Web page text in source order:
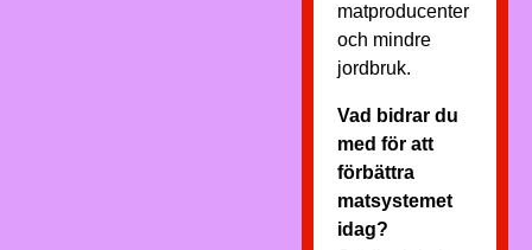
matproducenter
och mindre
jordbruk.
Vad bidrar du
med för att
förbättra
matsystemet
idag?